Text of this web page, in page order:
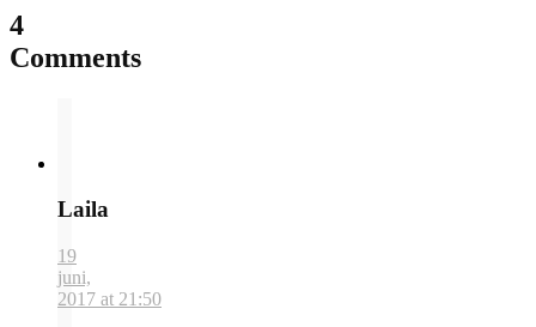
4
Comments
Laila
19
juni,
2017 at 21:50